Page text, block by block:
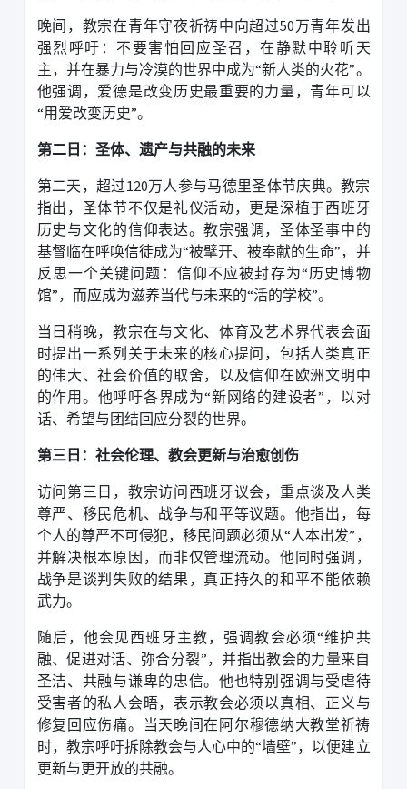
晚间，教宗在青年守夜祈祷中向超过50万青年发出
强烈呼吁：不要害怕回应圣召，在静默中聆听天
主，并在暴力与冷漠的世界中成为“新人类的火花”。
他强调，爱德是改变历史最重要的力量，青年可以
“用爱改变历史”。
第二日：圣体、遗产与共融的未来
第二天，超过120万人参与马德里圣体节庆典。教宗
指出，圣体节不仅是礼仪活动，更是深植于西班牙
历史与文化的信仰表达。教宗强调，圣体圣事中的
基督临在呼唤信徒成为“被擘开、被奉献的生命”，并
反思一个关键问题：信仰不应被封存为“历史博物
馆”，而应成为滋养当代与未来的“活的学校”。
当日稍晚，教宗在与文化、体育及艺术界代表会面
时提出一系列关于未来的核心提问，包括人类真正
的伟大、社会价值的取舍，以及信仰在欧洲文明中
的作用。他呼吁各界成为“新网络的建设者” ，以对
话、希望与团结回应分裂的世界。
第三日：社会伦理、教会更新与治愈创伤
访问第三日，教宗访问西班牙议会，重点谈及人类
尊严、移民危机、战争与和平等议题。他指出，每
个人的尊严不可侵犯，移民问题必须从“人本出发” ，
并解决根本原因，而非仅管理流动。他同时强调，
战争是谈判失败的结果，真正持久的和平不能依赖
武力。
随后，他会见西班牙主教，强调教会必须“维护共
融、促进对话、弥合分裂”，并指出教会的力量来自
圣洁、共融与谦卑的忠信。他也特别强调与受虐待
受害者的私人会晤，表示教会必须以真相、正义与
修复回应伤痛。
当天晚间在阿尔穆德纳大教堂祈祷
时，教宗呼吁拆除教会与人心中的“墙壁”，以便建立
更新与更开放的共融。